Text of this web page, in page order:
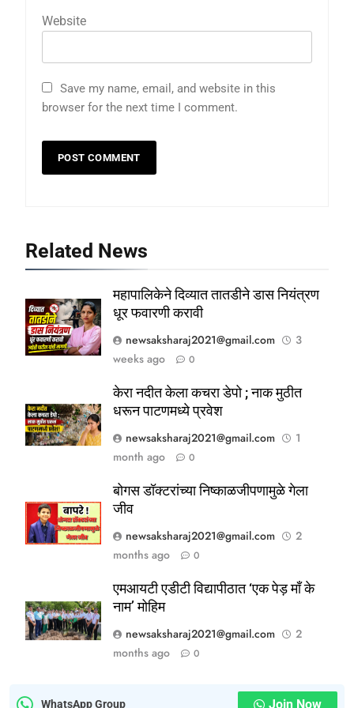
Website
Save my name, email, and website in this
browser for the next time I comment.
Related News
महापालिकेने दिव्यात तातडीने डास नियंत्रण
धूर फवारणी करावी
newsaksharaj2021@gmail.com
3
weeks ago
0
केरा नदीत केला कचरा डेपो ; नाक मुठीत
धरून पाटणमध्ये प्रवेश
newsaksharaj2021@gmail.com
1
month ago
0
बोगस डॉक्टरांच्या निष्काळजीपणामुळे गेला
जीव
newsaksharaj2021@gmail.com
2
months ago
0
एमआयटी एडीटी विद्यापीठात ‘एक पेड़ माँ के
नाम’ मोहिम
newsaksharaj2021@gmail.com
2
months ago
0
WhatsApp Group Join Now
5
दिवाळी गिफ्ट; २०% बोनसला संचालक
अन्याय सहन केला जाणार नाही – पुणे
जिल्हा अध्यक्ष सोनवणे
पश्चिम महाराष्ट्र
वॉर्डनकडून अवजड वाहनांकडून पैशांची